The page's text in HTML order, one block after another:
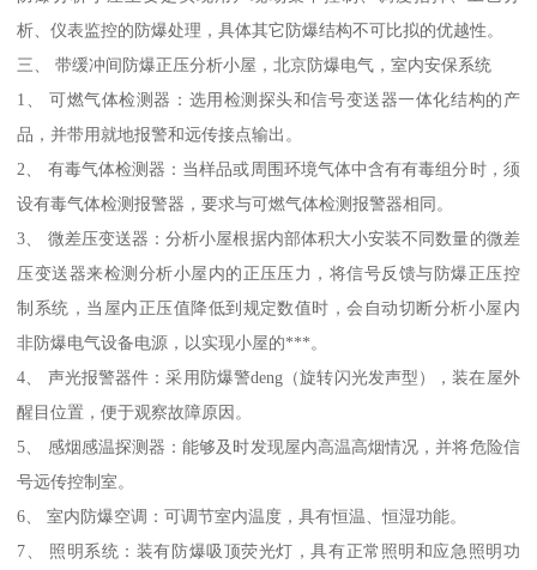
析、仪表监控的防爆处理，具体其它防爆结构不可比拟的优越性。
三、 带缓冲间防爆正压分析小屋，北京防爆电气，室内安保系统
1、 可燃气体检测器：选用检测探头和信号变送器一体化结构的产
品，并带用就地报警和远传接点输出。
2、 有毒气体检测器：当样品或周围环境气体中含有有毒组分时，须
设有毒气体检测报警器，要求与可燃气体检测报警器相同。
3、 微差压变送器：分析小屋根据内部体积大小安装不同数量的微差
压变送器来检测分析小屋内的正压压力，将信号反馈与防爆正压控
制系统，当屋内正压值降低到规定数值时，会自动切断分析小屋内
非防爆电气设备电源，以实现小屋的***。
4、 声光报警器件：采用防爆警deng（旋转闪光发声型），装在屋外
醒目位置，便于观察故障原因。
5、 感烟感温探测器：能够及时发现屋内高温高烟情况，并将危险信
号远传控制室。
6、 室内防爆空调：可调节室内温度，具有恒温、恒湿功能。
7、 照明系统：装有防爆吸顶荧光灯，具有正常照明和应急照明功